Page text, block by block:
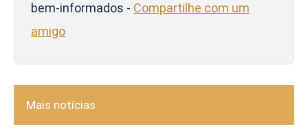
bem-informados - Compartilhe com um
amigo
Mais notícias